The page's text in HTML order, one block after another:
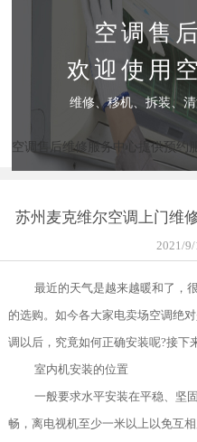
空调售
欢迎使用
维修、移机、拆装、
空调售后维修服务中心提供预约
苏州麦克维尔空调上门维
2021/
最近的天气是越来越暖和了，
的选购。如今各大家电卖场空调绝
调以后，究竟如何正确安装呢?接下
室内机安装的位置
一般要求水平安装在平稳、坚
畅，离电视机至少一米以上以免互